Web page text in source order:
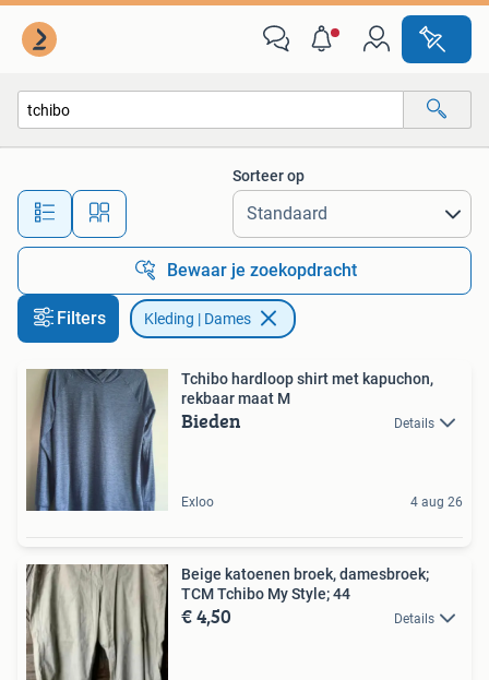
Alle afstanden…
Sorteer op
Bewaar je zoekopdracht
Filters Kleding | Dames
Tchibo hardloop shirt met kapuchon,
rekbaar maat M
Bieden Details
Exloo 4 aug 26
Beige katoenen broek, damesbroek;
TCM Tchibo My Style; 44
€ 4,50 Details